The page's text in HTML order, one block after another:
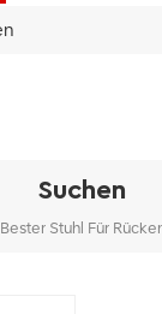
Suchen
Bester Stuhl Für